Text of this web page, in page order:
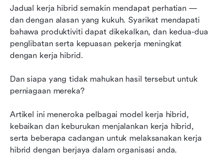
Jadual kerja hibrid semakin mendapat perhatian —
dan dengan alasan yang kukuh. Syarikat mendapati
bahawa produktiviti dapat dikekalkan, dan kedua-dua
penglibatan serta kepuasan pekerja meningkat
dengan kerja hibrid.
Dan siapa yang tidak mahukan hasil tersebut untuk
perniagaan mereka?
Artikel ini meneroka pelbagai model kerja hibrid,
kebaikan dan keburukan menjalankan kerja hibrid,
serta beberapa cadangan untuk melaksanakan kerja
hibrid dengan berjaya dalam organisasi anda.
Apa jadual kerja hibrid yang berbeza?
Apakah kelebihan dan kekurangan jadual kerja
hibrid?
kepada jadual kerja hibrid?
Bagaimanakah Lark dapat membantu anda
melaksanakan jadual kerja hibrid?
Mulakan peralihan lancar anda dengan Lark